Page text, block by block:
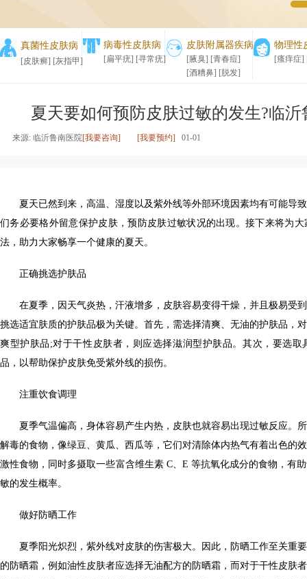
真菌性皮肤病
[皮肤癣] [灰指甲]
病毒性皮肤病
[扁平疣] [寻常疣]
皮肤附属器疾病
[腋臭] [青春痘]
[酒糟鼻] [脱发]
物理性
[瘙痒症]
夏天要如何预防皮肤过敏的发生?临
来源: 临沂鲁南医院[我要咨询] [我要预约] 01-01
夏天已然到来，高温、湿度以及紫外线等外部环境因素均有可能导
们务必要格外留意保护皮肤，预防皮肤过敏状况的出现。接下来将为
法，助力大家畅享一个健康的夏天。
正确挑选护肤品
在夏季，因天气炎热，汗液增多，皮肤容易变得干燥，并且极易受
挑选适宜肤质的护肤品极为关键。首先，需选择清爽、无油的护肤品，
爽型护肤品;对于干性皮肤者，则应选择滋润型护肤品。其次，要选取
品，以帮助保护皮肤免受紫外线的损伤。
注重饮食调理
夏季气温偏高，身体容易产生内热，皮肤也就容易出现过敏反应。
解毒的食物，像绿豆、黄瓜、西瓜等，它们对清除体内热气有着出色的
激性食物，同时多摄取一些富含维生素 C、E 等抗氧化成分的食物，有
敏的发生概率。
做好防晒工作
夏季阳光炽烈，紫外线对皮肤的伤害极大。因此，防晒工作至关重
的防晒霜，例如油性皮肤者应选择无油配方的防晒霜，而对于干性皮肤